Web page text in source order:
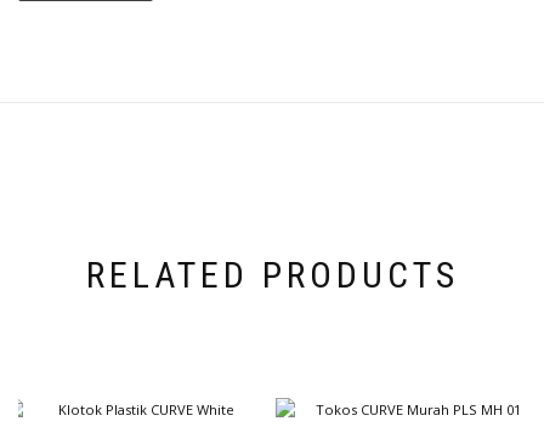
RELATED PRODUCTS